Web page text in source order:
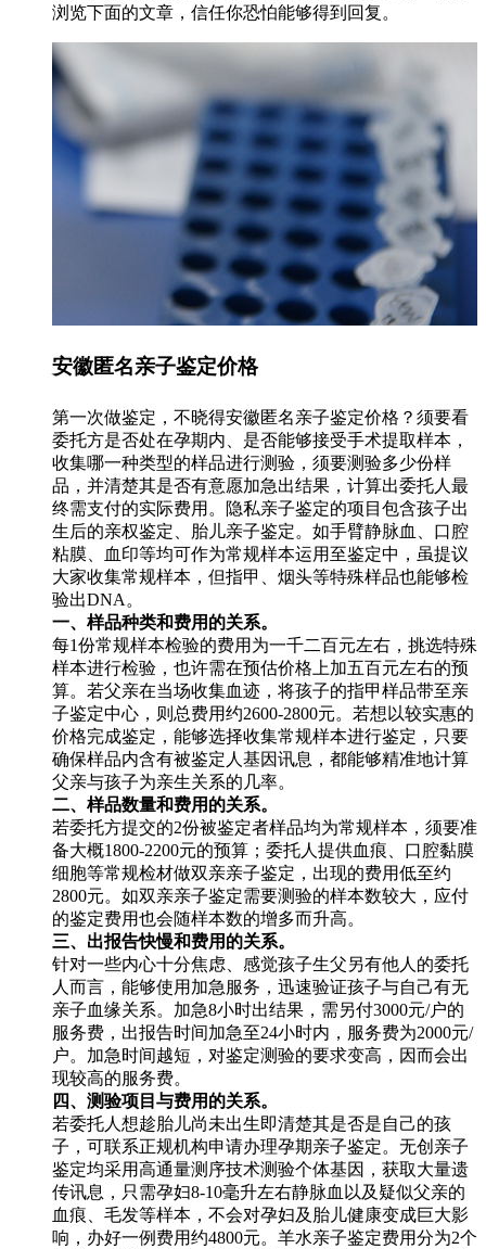
浏览下面的文章，信任你恐怕能够得到回复。
安徽匿名亲子鉴定价格
第一次做鉴定，不晓得安徽匿名亲子鉴定价格？须要看
委托方是否处在孕期内、是否能够接受手术提取样本，
收集哪一种类型的样品进行测验，须要测验多少份样
品，并清楚其是否有意愿加急出结果，计算出委托人最
终需支付的实际费用。隐私亲子鉴定的项目包含孩子出
生后的亲权鉴定、胎儿亲子鉴定。如手臂静脉血、口腔
粘膜、血印等均可作为常规样本运用至鉴定中，虽提议
大家收集常规样本，但指甲、烟头等特殊样品也能够检
验出DNA。
一、样品种类和费用的关系。
每1份常规样本检验的费用为一千二百元左右，挑选特殊
样本进行检验，也许需在预估价格上加五百元左右的预
算。若父亲在当场收集血迹，将孩子的指甲样品带至亲
子鉴定中心，则总费用约2600-2800元。若想以较实惠的
价格完成鉴定，能够选择收集常规样本进行鉴定，只要
确保样品内含有被鉴定人基因讯息，都能够精准地计算
父亲与孩子为亲生关系的几率。
二、样品数量和费用的关系。
若委托方提交的2份被鉴定者样品均为常规样本，须要准
备大概1800-2200元的预算；委托人提供血痕、口腔黏膜
细胞等常规检材做双亲亲子鉴定，出现的费用低至约
2800元。如双亲亲子鉴定需要测验的样本数较大，应付
的鉴定费用也会随样本数的增多而升高。
三、出报告快慢和费用的关系。
针对一些内心十分焦虑、感觉孩子生父另有他人的委托
人而言，能够使用加急服务，迅速验证孩子与自己有无
亲子血缘关系。加急8小时出结果，需另付3000元/户的
服务费，出报告时间加急至24小时内，服务费为2000元/
户。加急时间越短，对鉴定测验的要求变高，因而会出
现较高的服务费。
四、测验项目与费用的关系。
若委托人想趁胎儿尚未出生即清楚其是否是自己的孩
子，可联系正规机构申请办理孕期亲子鉴定。无创亲子
鉴定均采用高通量测序技术测验个体基因，获取大量遗
传讯息，只需孕妇8-10毫升左右静脉血以及疑似父亲的
血痕、毛发等样本，不会对孕妇及胎儿健康变成巨大影
响，办好一例费用约4800元。羊水亲子鉴定费用分为2个